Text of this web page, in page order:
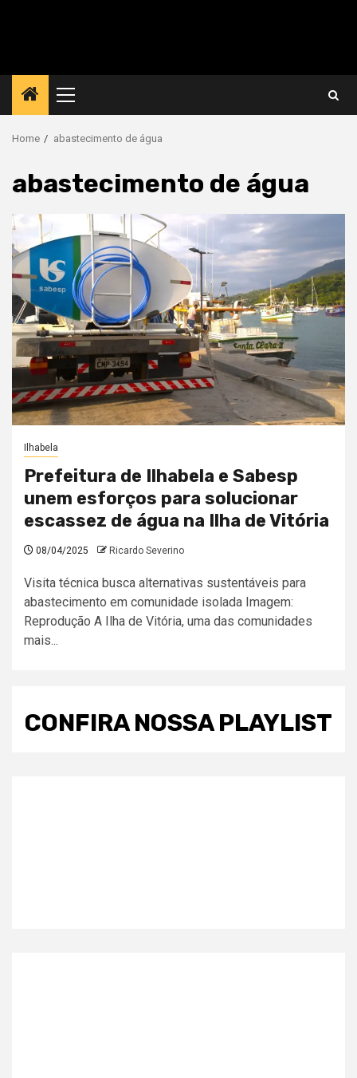
Primary
Menu
Home abastecimento de água
abastecimento de água
Ilhabela
Prefeitura de Ilhabela e Sabesp
unem esforços para solucionar
escassez de água na Ilha de Vitória
08/04/2025 Ricardo Severino
Visita técnica busca alternativas sustentáveis para
abastecimento em comunidade isolada Imagem:
Reprodução A Ilha de Vitória, uma das comunidades
mais...
CONFIRA NOSSA PLAYLIST